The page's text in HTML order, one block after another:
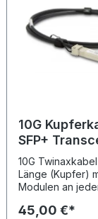
10G
SFP+
10G
Länge (Kupfer)
Modulen an
Gigabit,
45,00 €*